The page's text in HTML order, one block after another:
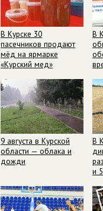
В Курске 30
пасечников продают
мёд на ярмарке
«Курский мед»
В
9 августа в Курской
области — облака и
дожди
В
и